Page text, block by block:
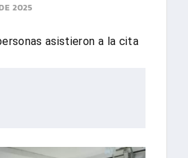
2025
asistieron a la cita